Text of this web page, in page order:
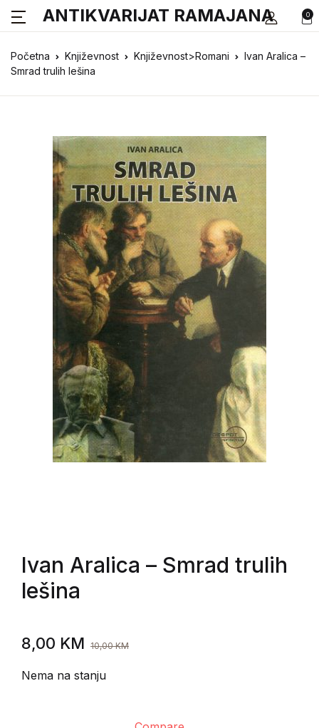
0
ANTIKVARIJAT RAMAJANA
Početna Književnost Književnost>Romani
Ivan Aralica –
Smrad trulih lešina
Ivan Aralica – Smrad trulih
lešina
8,00 KM 10,00KM
Nema na stanju